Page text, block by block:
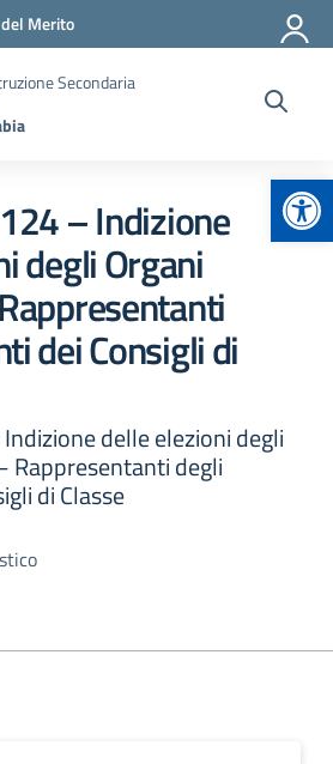
Merito
Secondaria
– Indizione
degli Organi
dei Consigli di
delle elezioni degli
Rappresentanti degli
di Classe